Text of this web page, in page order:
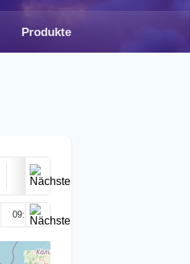
Produkte
Heute 07.08
09:30 09:40